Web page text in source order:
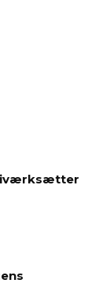
iværksætter